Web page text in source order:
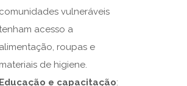
comunidades vulneráveis
acesso a
alimentação, roupas e
materiais de higiene.
Educação e capacitação: